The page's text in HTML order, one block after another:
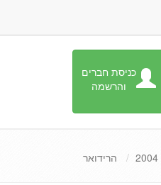
כניסת חברים
והרשמה
הרידואר